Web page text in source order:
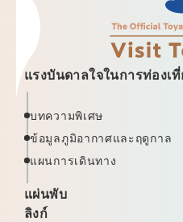
แรงบันดาลใจในการท่องเ
บทความพิเศษ
ข้อมูลภูมิอากาศและฤดูกาล
แผนการเดินทาง
แผ่นพับ
ลิงก์